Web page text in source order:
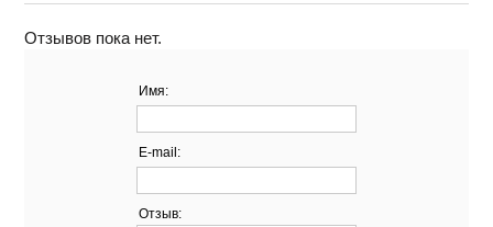
Отзывов пока нет.
Имя:
E-mail:
Отзыв: